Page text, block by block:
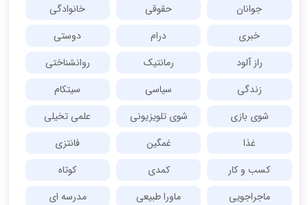
جوانان
حقوقی
خانوادگی
خبری
درام
دوستی
راز آلود
رمانتیک
روانشناختی
زندگی
سیاسی
سیتکام
شوی بازی
شوی تلویزیونی
علمی تخیلی
غذا
غمگین
فانتزی
کسب و کار
کمدی
کوتاه
ماجراجویی
ماورا طبیعی
مدرسه ای